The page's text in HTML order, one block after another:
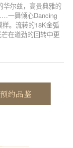
华尔兹，高贵典雅的
一舞倾心Dancing
。流转的18K金弧
在遒劲的回转中更
预约品鉴